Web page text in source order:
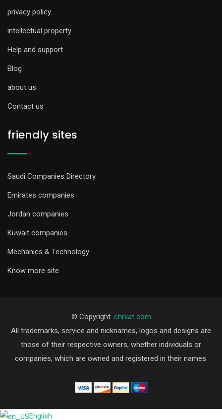
privacy policy
intellectual property
Help and support
Blog
about us
Contact us
friendly sites
Saudi Companies Directory
Emirates companies
Jordan companies
Kuwait companies
Mechanics & Technology
Know more site
© Copyright. chrkat com
All trademarks, service and nicknames, logos and designs are
those of their respective owners, whether individuals or
companies, which are owned and registered in their names.
English